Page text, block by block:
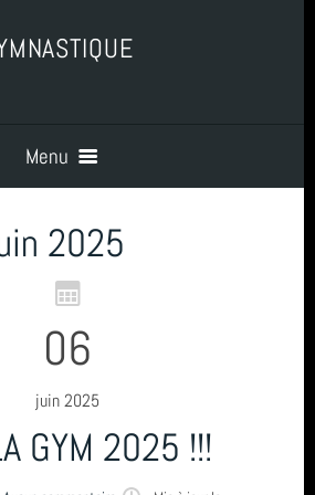
Menu
Accueil
PRESENTATION
BENEVOLAT
COTISATIONS
2025
06
juin 2025
GYM 2025 !!!